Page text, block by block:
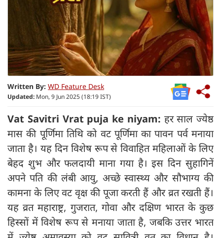
Written By: WD Feature Desk
Updated: Mon, 9 Jun 2025 (18:19 IST)
Vat Savitri Vrat puja ke niyam: हर साल ज्येष्ठ
मास की पूर्णिमा तिथि को वट पूर्णिमा का पावन पर्व मनाया
जाता है। यह दिन विशेष रूप से विवाहित महिलाओं के लिए
बेहद शुभ और फलदायी माना गया है। इस दिन सुहागिनें
अपने पति की लंबी आयु, अच्छे स्वास्थ्य और सौभाग्य की
कामना के लिए वट वृक्ष की पूजा करती हैं और व्रत रखती हैं।
यह व्रत महाराष्ट्र, गुजरात, गोवा और दक्षिण भारत के कुछ
हिस्सों में विशेष रूप से मनाया जाता है, जबकि उत्तर भारत